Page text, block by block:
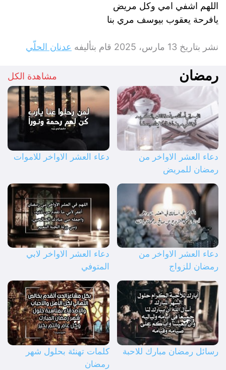
اللهم اشفي امي وكل مريض
يافرحة يعقوب بيوسف مري بنا
نشر بتاريخ 13 مارس، 2025 قام بتأليفه عدنان الحلّي
رمضان مشاهدة الكل
دعاء العشر الاواخر من
رمضان للمريض
دعاء العشر الاواخر للاموات
دعاء العشر الاواخر من
رمضان للزواج
دعاء العشر الاواخر لابي
المتوفي
رسائل رمضان مبارك للاحبة
كلمات تهنئة بحلول شهر
رمضان